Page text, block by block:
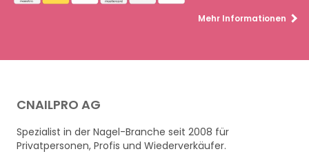
Mehr Informationen
CNAILPRO AG
Spezialist in der Nagel-Branche seit 2008 für
Privatpersonen, Profis und Wiederverkäufer.